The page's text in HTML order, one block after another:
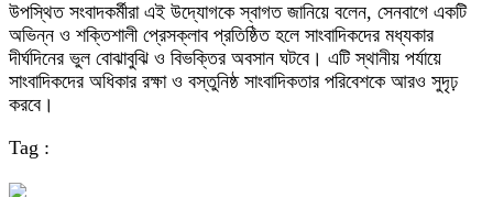
​উপস্থিত সংবাদকর্মীরা এই উদ্যোগকে স্বাগত জানিয়ে বলেন, সেনবাগে একটি
অভিন্ন ও শক্তিশালী প্রেসক্লাব প্রতিষ্ঠিত হলে সাংবাদিকদের মধ্যকার
দীর্ঘদিনের ভুল বোঝাবুঝি ও বিভক্তির অবসান ঘটবে। এটি স্থানীয় পর্যায়ে
সাংবাদিকদের অধিকার রক্ষা ও বস্তুনিষ্ঠ সাংবাদিকতার পরিবেশকে আরও সুদৃঢ়
করবে।
Tag :